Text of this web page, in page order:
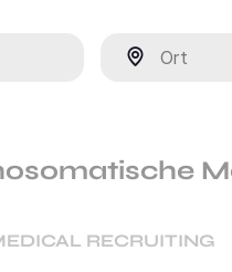
RECRUITING